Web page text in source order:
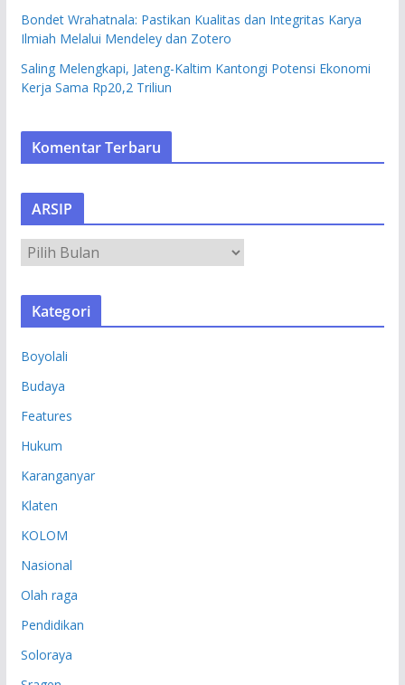
Bondet Wrahatnala: Pastikan Kualitas dan Integritas Karya
Ilmiah Melalui Mendeley dan Zotero
Saling Melengkapi, Jateng-Kaltim Kantongi Potensi Ekonomi
Kerja Sama Rp20,2 Triliun
Komentar Terbaru
ARSIP
S
Kategori
Boyolali
Budaya
Features
Hukum
Karanganyar
Klaten
KOLOM
Nasional
Olah raga
Pendidikan
Soloraya